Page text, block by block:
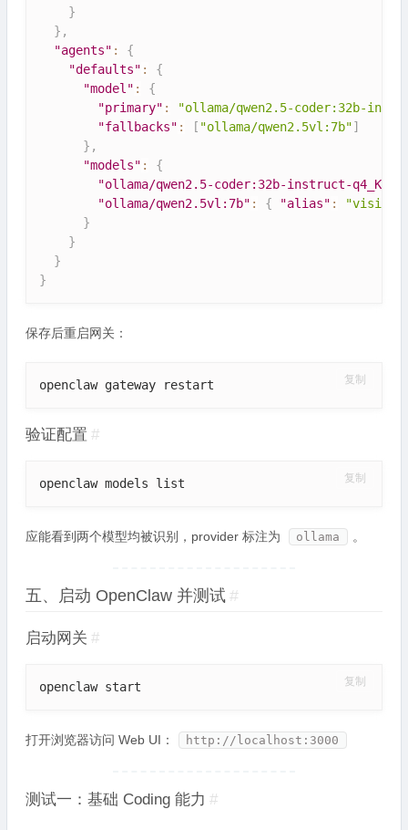
}
} ,
"agents" :
{
"defaults" :
{
"model" :
{
"primary" :
"ollama/qwen2.5-coder:32b-
"fallbacks" : [ "ollama/qwen2.5vl:7b"]
} ,
"models" :
{
"ollama/qwen2.5-coder:32b-instruct-q4_K_M"
"ollama/qwen2.5vl:7b" : { "alias" :
"vision"
}
}
}
}
保存后重启网关：
openclaw gateway restart 复制
验证配置 #
openclaw models list 复制
应能看到两个模型均被识别，provider 标注为 ollama 。
五、启动 OpenClaw 并测试 #
启动网关 #
openclaw start 复制
打开浏览器访问 Web UI： http://localhost:3000
测试一：基础 Coding 能力 #